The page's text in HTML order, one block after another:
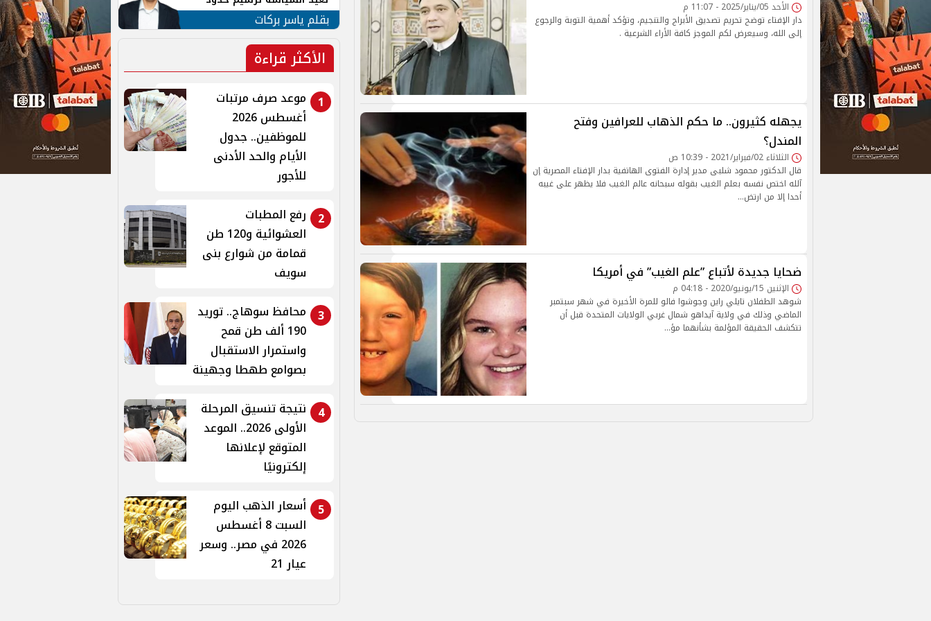
الأحد 05/يناير/2025 - 11:07 م
دار الإفتاء توضح تحريم تصديق الأبراج والتنجيم، وتؤكد أهمية التوبة والرجوع
إلى الله، وسيعرض لكم الموجز كافة الأراء الشرعية .
يجهله كثيرون.. ما حكم الذهاب للعرافين وفتح
المندل؟
الثلاثاء 02/فبراير/2021 - 10:39 ص
قال الدكتور محمود شلبى مدير إدارة الفتوى الهاتفية بدار الإفتاء المصرية إن
آلله اختص نفسه بعلم الغيب بقوله سبحانه عالم الغيب فلا يظهر على غيبه
أحدا إلا من ارتض…
ضحايا جديدة لأتباع ”علم الغيب” في أمريكا
الإثنين 15/يونيو/2020 - 04:18 م
شوهد الطفلان تايلي راين وجوشوا فالو للمرة الأخيرة في شهر سبتمبر
الماضي وذلك في ولاية آيداهو شمال غربي الولايات المتحدة قبل أن
تتكشف الحقيقة المؤلمة بشأنهما مؤ…
الأمن القومي العربي
بقلم ياسر بركات
الأكثر قراءة
1
موعد صرف مرتبات
أغسطس 2026
للموظفين.. جدول
الأيام والحد الأدنى
للأجور
2
رفع المطبات
العشوائية و120 طن
قمامة من شوارع بنى
سويف
3 محافظ سوهاج.. توريد
190 ألف طن قمح
واستمرار الاستقبال
بصوامع طهطا وجهينة
4
نتيجة تنسيق المرحلة
الأولى 2026.. الموعد
المتوقع لإعلانها
إلكترونيًا
5
أسعار الذهب اليوم
السبت 8 أغسطس
2026 في مصر.. وسعر
عيار 21